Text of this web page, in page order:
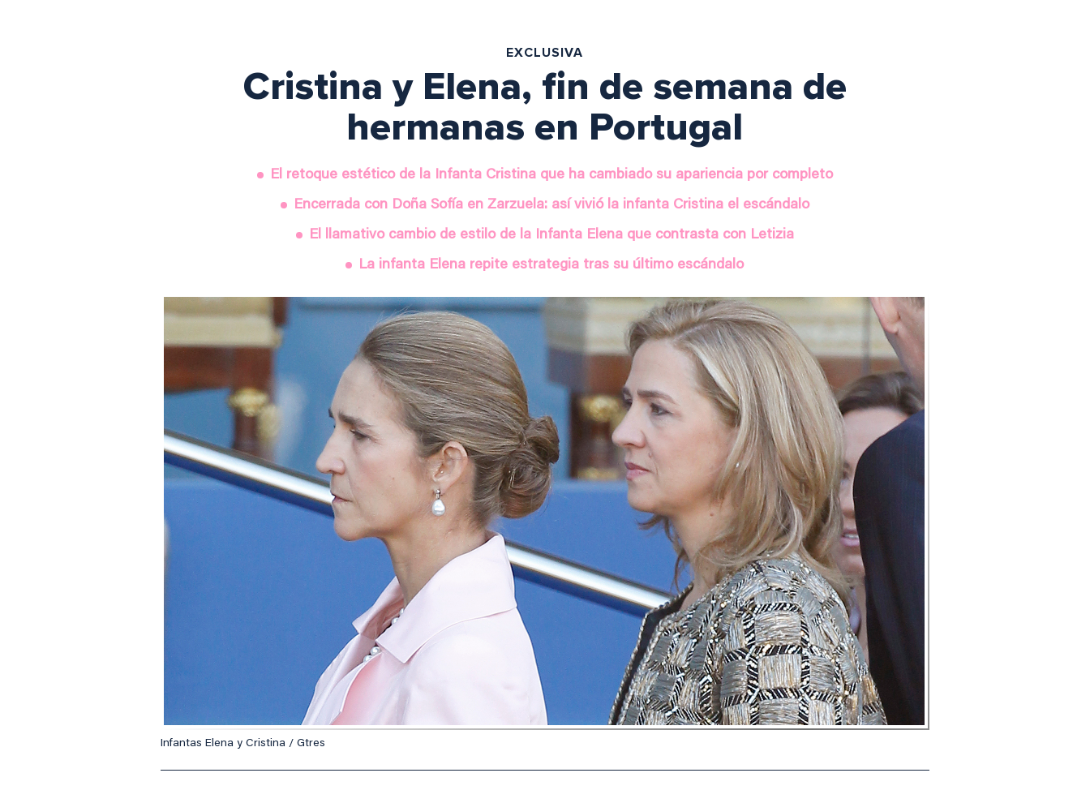
EXCLUSIVA
Cristina y Elena, fin de semana de
hermanas en Portugal
El retoque estético de la Infanta Cristina que ha cambiado su apariencia por completo
Encerrada con Doña Sofía en Zarzuela: así vivió la infanta Cristina el escándalo
El llamativo cambio de estilo de la Infanta Elena que contrasta con Letizia
La infanta Elena repite estrategia tras su último escándalo
Infantas Elena y Cristina / Gtres